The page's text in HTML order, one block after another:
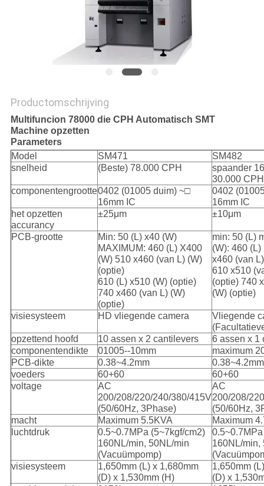
Productomschrijving
Multifuncion 78000 die CPH Automatisch SMT
Machine opzetten
Parameters
Model
SM471
SM482
snelheid
(Beste) 78.000 CPH
spaander
30.000 CPH
componentengrootte0402 (01005 duim) ~□
16mm IC
0402
16mm IC
het opzetten
accurancy
±25μm ±10μm
PCB-grootte
Min: 50 (L) x40 (W)
MAXIMUM: 460 (L) X400
(W) 510 x460 (van L) (W)
(optie)
610 (L) x510 (W) (optie)
740 x460 (van L) (W)
(optie)
min: 50 (L)
(W): 460
x460 (van
610 x510
(optie) 740
(W) (optie)
visiesysteem HD vliegende camera
Vliegende
opzettend hoofd
10 assen x 2 cantilevers
6 assen x 1
componentendikte
01005--10mm
maximum
PCB-dikte
0.38~4.2mm
0.38~4.2mm
voeders
60+60
60+60
voltage
AC
200/208/220/240/380/415V
(50/60Hz, 3Phase)
AC
200/208/
(50/60Hz,
macht
Maximum 5.5KVA
Maximum
luchtdruk
0.5~0.7MPa (5~7kgf/cm2)
160NL/min, 50NL/min
(Vacuümpomp)
160NL/min,
visiesysteem
1,650mm (L) x 1,680mm
(D) x 1,530mm (H)
1,650mm
(D) x